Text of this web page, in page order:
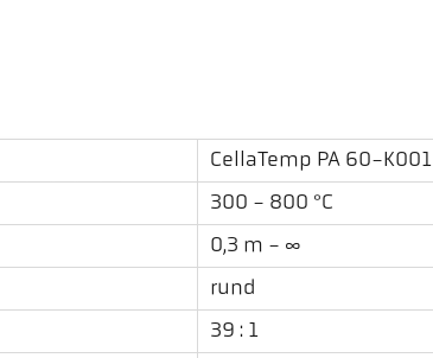
CellaTemp PA 60-K001
300 - 800 °C
0,3 m - ∞
rund
39 : 1